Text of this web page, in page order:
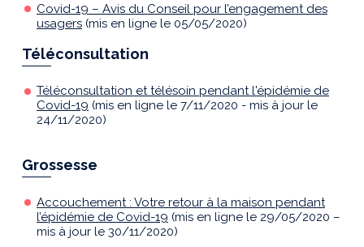
Covid-19 – Avis du Conseil pour l’engagement des
usagers (mis en ligne le 05/05/2020)
Téléconsultation
Téléconsultation et télésoin pendant l'épidémie de
Covid-19 (mis en ligne le 7/11/2020 - mis à jour le
24/11/2020)
Grossesse
Accouchement : Votre retour à la maison pendant
l’épidémie de Covid-19 (mis en ligne le 29/05/2020 –
mis à jour le 30/11/2020)